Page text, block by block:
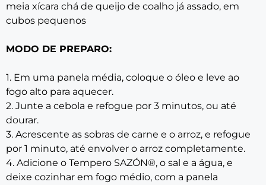
meia xícara chá de queijo de coalho já assado, em
cubos pequenos
MODO DE PREPARO:
1. Em uma panela média, coloque o óleo e leve ao
fogo alto para aquecer.
2. Junte a cebola e refogue por 3 minutos, ou até
dourar.
3. Acrescente as sobras de carne e o arroz, e refogue
por 1 minuto, até envolver o arroz completamente.
4. Adicione o Tempero SAZÓN®, o sal e a água, e
deixe cozinhar em fogo médio, com a panela